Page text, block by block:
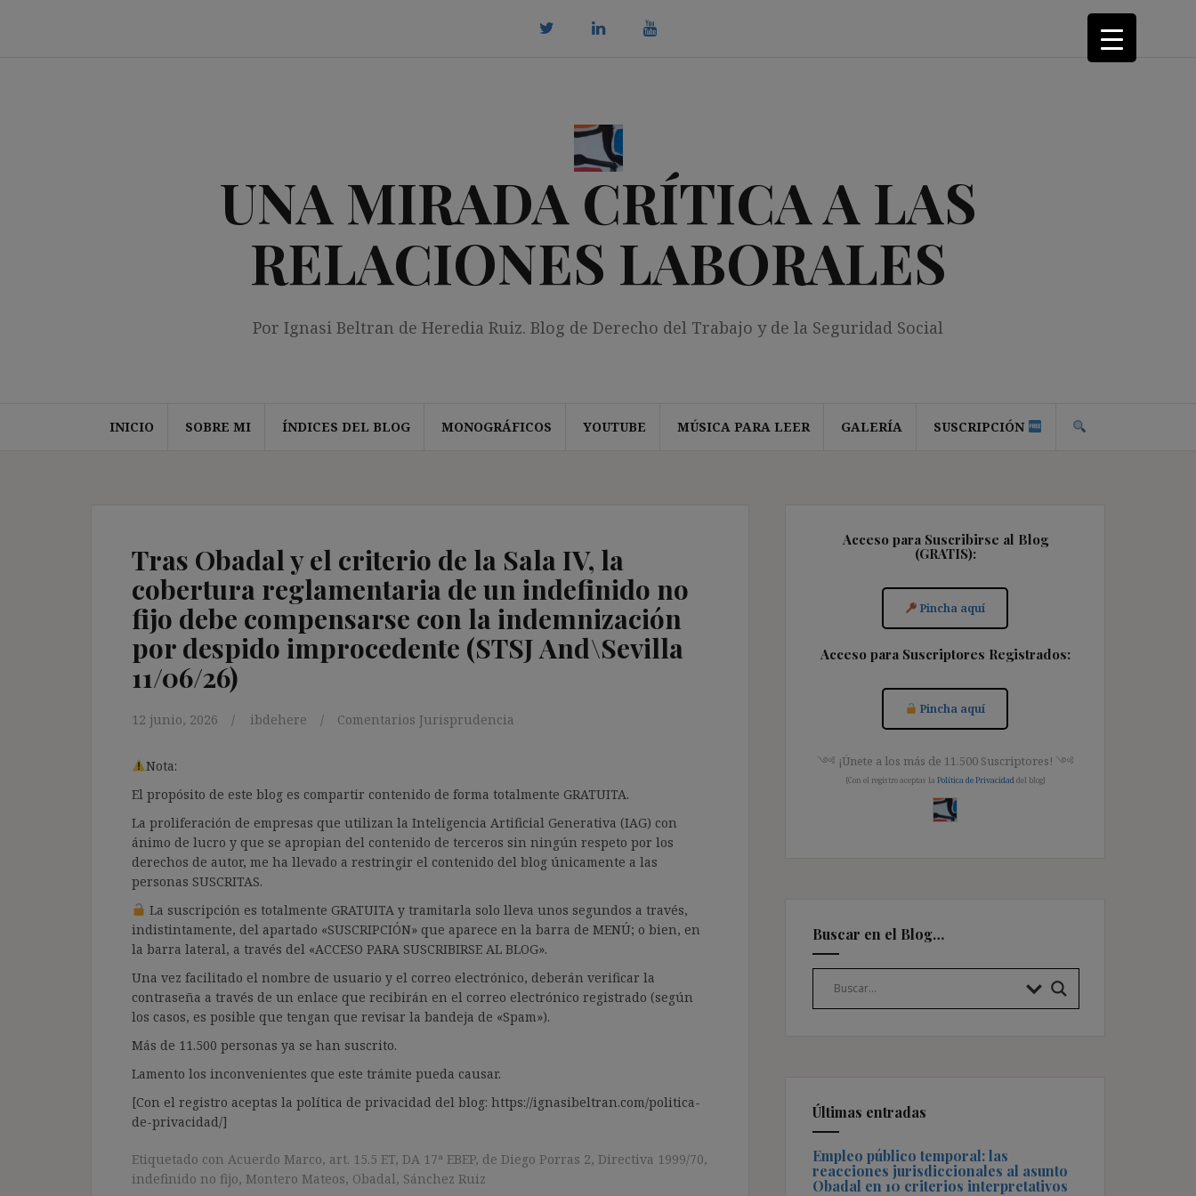
UNA MIRADA CRÍTICA A LAS
RELACIONES LABORALES
Por Ignasi Beltran de Heredia Ruiz. Blog de Derecho del Trabajo y de la Seguridad Social
INICIO SOBRE MI ÍNDICES DEL BLOG MONOGRÁFICOS YOUTUBE MÚSICA PARA LEER GALERÍA SUSCRIPCIÓN
Tras Obadal y el criterio de la Sala IV, la
cobertura reglamentaria de un indefinido no
fijo debe compensarse con la indemnización
por despido improcedente (STSJ And\Sevilla
11/06/26)
12 junio, 2026 ibdehere Comentarios Jurisprudencia
Nota:
El propósito de este blog es compartir contenido de forma totalmente GRATUITA.
La proliferación de empresas que utilizan la Inteligencia Artificial Generativa (IAG) con
ánimo de lucro y que se apropian del contenido de terceros sin ningún respeto por los
derechos de autor, me ha llevado a restringir el contenido del blog únicamente a las
personas SUSCRITAS.
La suscripción es totalmente GRATUITA y tramitarla solo lleva unos segundos a través,
indistintamente, del apartado «SUSCRIPCIÓN» que aparece en la barra de MENÚ; o bien, en
la barra lateral, a través del «ACCESO PARA SUSCRIBIRSE AL BLOG».
Una vez facilitado el nombre de usuario y el correo electrónico, deberán verificar la
contraseña a través de un enlace que recibirán en el correo electrónico registrado (según
los casos, es posible que tengan que revisar la bandeja de «Spam»).
Más de 11.500 personas ya se han suscrito.
Lamento los inconvenientes que este trámite pueda causar.
[Con el registro aceptas la política de privacidad del blog: https://ignasibeltran.com/politica-
de-privacidad/]
Etiquetado con Acuerdo Marco, art. 15.5 ET, DA 17ª EBEP, de Diego Porras 2, Directiva 1999/70,
indefinido no fijo, Montero Mateos, Obadal, Sánchez Ruiz
Acceso para Suscribirse al Blog
(GRATIS):
Pincha aquí
Acceso para Suscriptores Registrados:
Pincha aquí
༺ ¡Únete a los más de 11.500 Suscriptores! ༺
[Con el registro aceptas la Política de Privacidad del blog]
Buscar en el Blog…
Últimas entradas
Empleo público temporal: las
reacciones jurisdiccionales al asunto
Obadal en 10 criterios interpretativos